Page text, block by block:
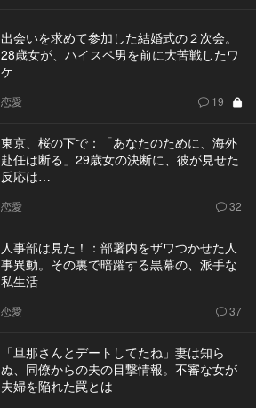
出会いを求めて参加した結婚式の２次会。
28歳女が、ハイスペ男を前に大苦戦したワ
ケ
恋愛 19
東京、桜の下で：「あなたのために、海外
赴任は断る」29歳女の決断に、彼が見せた
反応は…
恋愛 32
人事部は見た！：部署内をザワつかせた人
事異動。その裏で暗躍する黒幕の、派手な
私生活
恋愛 37
「旦那さんとデートしてたね」妻は知ら
ぬ、同僚からの夫の目撃情報。不審な女が
夫婦を陥れた罠とは